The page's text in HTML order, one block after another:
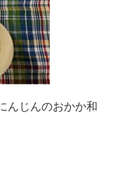
じんのおかか和